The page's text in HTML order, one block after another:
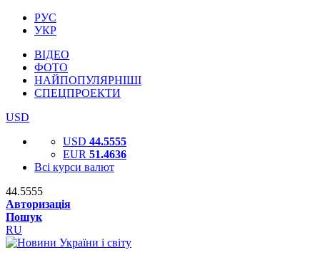
РУС
УКР
ВІДЕО
ФОТО
НАЙПОПУЛЯРНІШІ
СПЕЦПРОЕКТИ
USD
USD 44.5555
EUR 51.4636
Всі курси валют
44.5555
Авторизація
Пошук
RU